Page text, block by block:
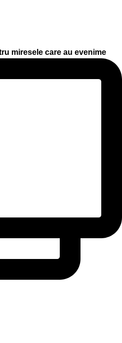
miresele care au evenime